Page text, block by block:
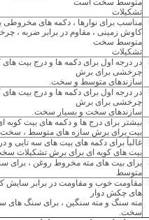
متوسط ​​سخت است
تشکیلات
مناسب برای نوارها ، دکمه های مخروطی
کاوش زمینی ، مقاوم در برابر ضربه ،
متوسط ​​سخت
تشکیلات
در درجه اول برای دکمه ها و درج بیت های
چرخشی برای برش
سازندهای متوسط ​​و سخت.
در درجه اول برای دکمه ها و درج بیت های
چرخشی برای برش
سازندهای سخت و بسیار سخت.
بیشتر برای درج ها و دکمه های بیت کوبه
بیت برای برش سازه های متوسط ​​،
غالباً برای دکمه های بیت های سه تایی
بیت های کوبه ای برای برش تشکیلات
برای بیت های مته مخروط روغن ، برای
متوسط
مقاومت خوب و مقاومت در برابر سایش
های چکش دوار
مته سنگ و مته سنگین ، برای سنگ های
سخت.